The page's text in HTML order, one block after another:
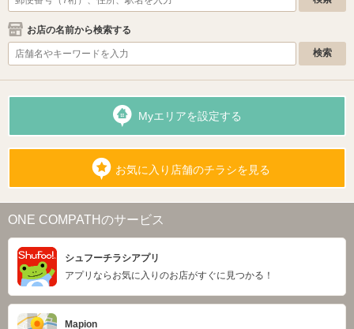
お店の名前から検索する
Myエリアを設定する
お気に入り店舗のチラシを見る
ONE COMPATHのサービス
シュフーチラシアプリ
アプリならお気に入りのお店がすぐに見つかる！
Mapion